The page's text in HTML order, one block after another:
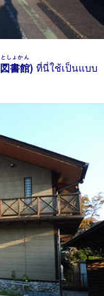
図書館
としょかん
) ที่นี่ใช้เป็นแบบ